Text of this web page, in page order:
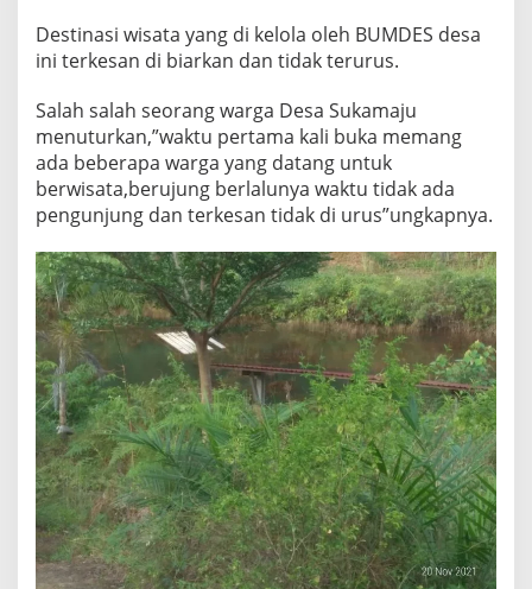
Destinasi wisata yang di kelola oleh BUMDES desa
ini terkesan di biarkan dan tidak terurus.
Salah salah seorang warga Desa Sukamaju
menuturkan,”waktu pertama kali buka memang
ada beberapa warga yang datang untuk
berwisata,berujung berlalunya waktu tidak ada
pengunjung dan terkesan tidak di urus”ungkapnya.